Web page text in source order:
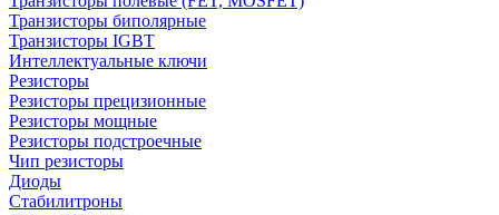
Транзисторы биполярные
Транзисторы IGBT
Интеллектуальные ключи
Резисторы
Резисторы прецизионные
Резисторы мощные
Резисторы подстроечные
Чип резисторы
Диоды
Стабилитроны